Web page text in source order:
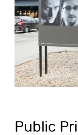
Public